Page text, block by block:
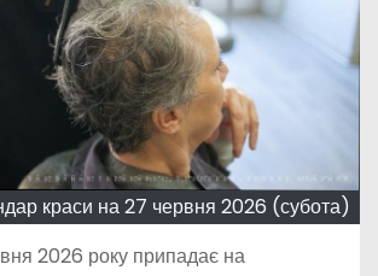
краси на 27 червня 2026 (субота)
2026 року припадає на